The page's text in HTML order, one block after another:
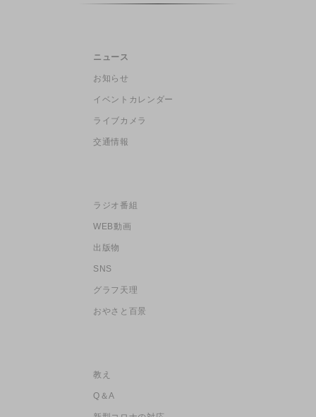
ニュース
お知らせ
イベントカレンダー
ライブカメラ
交通情報
ラジオ番組
WEB動画
出版物
SNS
グラフ天理
おやさと百景
教え
Q＆A